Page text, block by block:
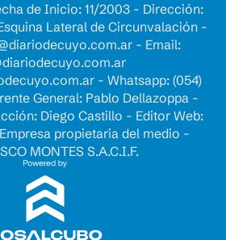
de Inicio: 11/2003 - Dirección:
Lateral de Circunvalación -
- Email:
- Whatsapp: (054)
General: Pablo Dellazoppa -
Diego Castillo - Editor Web:
propietaria del medio -
MONTES S.A.C.I.F.